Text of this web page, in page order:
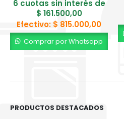
6 cuotas sin interés de
$ 161.500,00
Efectivo: $ 815.000,00
Comprar por Whatsapp
PRODUCTOS DESTACADOS